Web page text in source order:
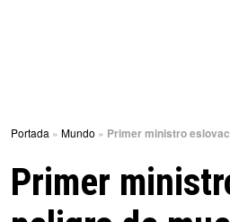
Portada » Mundo » Primer ministro
Primer